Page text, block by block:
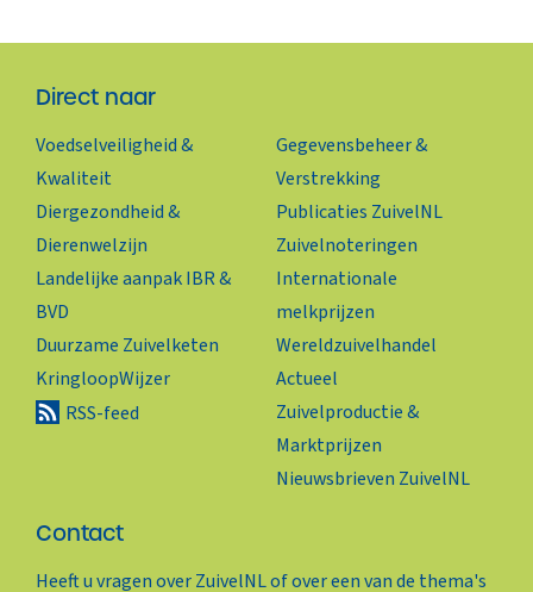
Direct naar
Voedselveiligheid &
Kwaliteit
Diergezondheid &
Dierenwelzijn
Landelijke aanpak IBR &
BVD
Duurzame Zuivelketen
KringloopWijzer
RSS-feed
Gegevensbeheer &
Verstrekking
Publicaties ZuivelNL
Zuivelnoteringen
Internationale
melkprijzen
Wereldzuivelhandel
Actueel
Zuivelproductie &
Marktprijzen
Nieuwsbrieven ZuivelNL
Contact
Heeft u vragen over ZuivelNL of over een van de thema's